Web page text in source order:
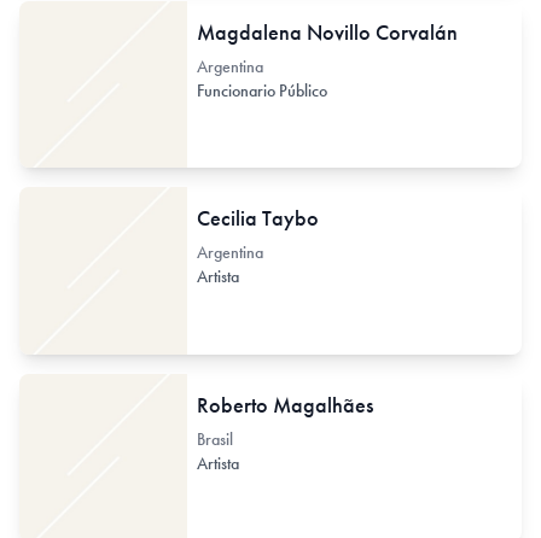
Magdalena Novillo Corvalán
Argentina
Funcionario Público
Cecilia Taybo
Argentina
Artista
Roberto Magalhães
Brasil
Artista